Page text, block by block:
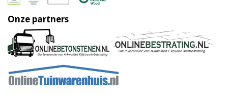
Onze partners